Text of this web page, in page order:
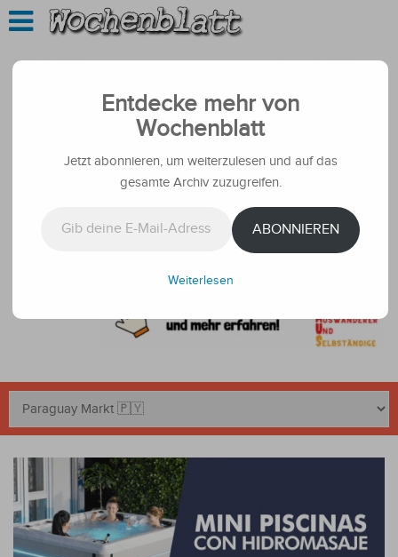
Entdecke mehr von
Wochenblatt
Jetzt abonnieren, um weiterzulesen und auf das
gesamte Archiv zuzugreifen.
ABONNIEREN
Weiterlesen